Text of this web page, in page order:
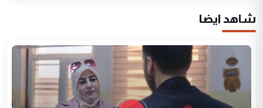
شاهد ايضا